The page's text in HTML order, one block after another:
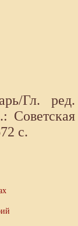
Гл. ред.
с.